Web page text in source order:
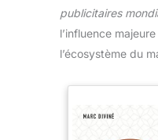
publicitaires
l’influence
l’écosystème du